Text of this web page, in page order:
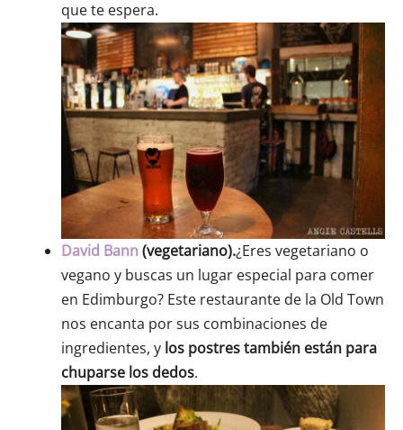
que te espera.
David Bann (vegetariano).¿Eres vegetariano o
vegano y buscas un lugar especial para comer
en Edimburgo? Este restaurante de la Old Town
nos encanta por sus combinaciones de
ingredientes, y los postres también están para
chuparse los dedos.